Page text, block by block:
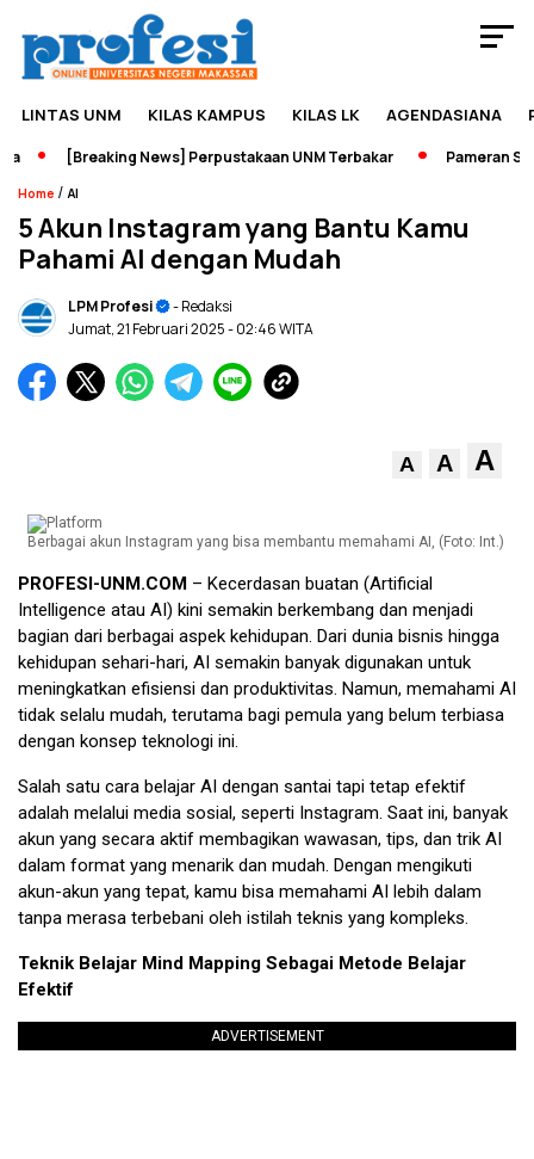
LINTAS UNM KILAS KAMPUS KILAS LK AGENDASIANA
[Breaking News] Perpustakaan UNM Terbakar Pameran
Home /AI
5 Akun Instagram yang Bantu Kamu
Pahami AI dengan Mudah
LPM Profesi
- Redaksi
Jumat, 21 Februari 2025- 02:46 WITA
A A A
Berbagai akun Instagram yang bisa membantu memahami AI, (Foto: Int.)
PROFESI-UNM.COM – Kecerdasan buatan (Artificial
Intelligence atau AI) kini semakin berkembang dan menjadi
bagian dari berbagai aspek kehidupan. Dari dunia bisnis hingga
kehidupan sehari-hari, AI semakin banyak digunakan untuk
meningkatkan efisiensi dan produktivitas. Namun, memahami AI
tidak selalu mudah, terutama bagi pemula yang belum terbiasa
dengan konsep teknologi ini.
Salah satu cara belajar AI dengan santai tapi tetap efektif
adalah melalui media sosial, seperti Instagram. Saat ini, banyak
akun yang secara aktif membagikan wawasan, tips, dan trik AI
dalam format yang menarik dan mudah. Dengan mengikuti
akun-akun yang tepat, kamu bisa memahami AI lebih dalam
tanpa merasa terbebani oleh istilah teknis yang kompleks.
Teknik Belajar Mind Mapping Sebagai Metode Belajar
Efektif
ADVERTISEMENT